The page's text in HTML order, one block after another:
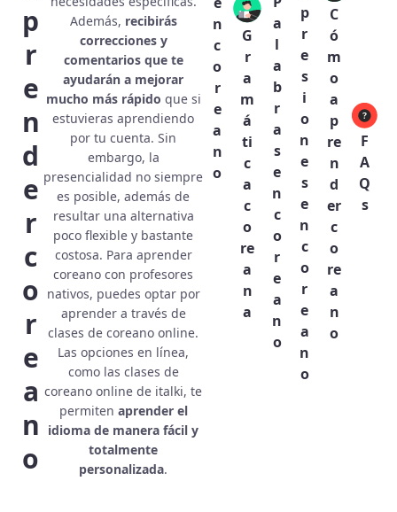
p
r
e
n
d
e
r
c
o
r
e
a
n
o
Además, recibirás
correcciones y
comentarios que te
ayudarán a mejorar
mucho más rápido que si
estuvieras aprendiendo
por tu cuenta. Sin
embargo, la
presencialidad no siempre
es posible, además de
resultar una alternativa
poco flexible y bastante
costosa. Para aprender
coreano con profesores
nativos, puedes optar por
aprender a través de
clases de coreano online.
Las opciones en línea,
como las clases de
coreano online de italki, te
permiten aprender el
idioma de manera fácil y
totalmente
personalizada.
n
c
o
r
e
a
n
o
G
r
a
m
á
ti
c
a
c
o
re
a
n
a
a
l
a
b
r
a
s
e
n
c
o
r
e
a
n
o
p
r
e
s
i
o
n
e
s
e
n
c
o
r
e
a
n
o
C
ó
m
o
a
p
re
n
d
er
c
o
re
a
n
o
F
A
Q
s